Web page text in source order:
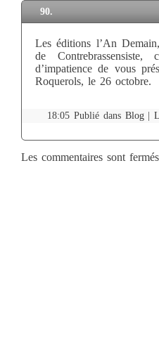
90.
Les éditions l’An
de
d’impatience de vous
Roquerols, le 26 octobre.
18:05 Publié dans Blog|
Les commentaires sont